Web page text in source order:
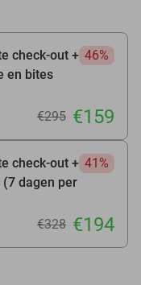
check-out +
en bites
46%
€295 €159
check-out +
dagen per
41%
€328 €194